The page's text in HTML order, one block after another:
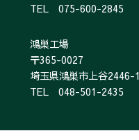
TEL 075-600-2845
鴻巣工場
〒365-0027
埼玉県鴻巣市上谷2446-1
TEL 048-501-2435